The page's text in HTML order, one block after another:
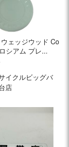
ェッジウッド Co
シアム プレ...
イクルビッグバ
店